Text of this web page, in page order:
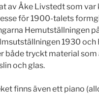
av Åke Livstedt som
för 1900-talets
Hemutställningen
1930 och
både tryckt material som
och glas.
finns även ett piano